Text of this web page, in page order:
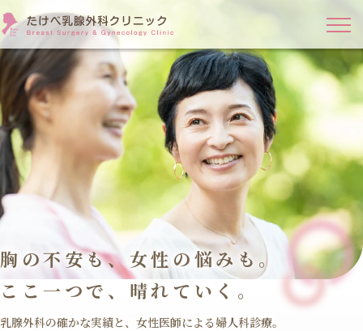
胸の不安も、女性の悩みも。
ここ一つで、晴れていく。
乳腺外科の確かな実績と、女性医師による婦人科診療。